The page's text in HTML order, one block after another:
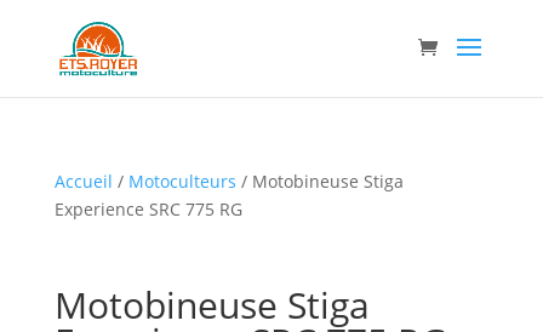
Accueil / Motoculteurs / Motobineuse Stiga
Experience SRC 775 RG
Motobineuse Stiga